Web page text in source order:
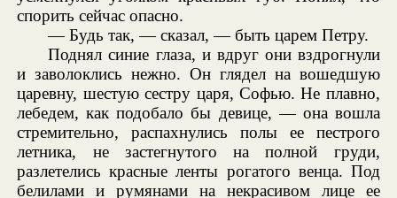
спорить сейчас опасно.
— Будь так, — сказал, — быть царем Петру.
Поднял синие глаза, и вдруг они вздрогнули
и заволоклись нежно. Он глядел на вошедшую
царевну, шестую сестру царя, Софью. Не плавно,
лебедем, как подобало бы девице, — она вошла
стремительно, распахнулись полы ее пестрого
летника, не застегнутого на полной груди,
разлетелись красные ленты рогатого венца. Под
белилами и румянами на некрасивом лице ее